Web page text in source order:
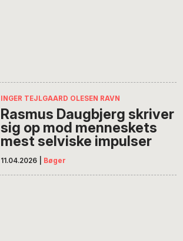
INGER TEJLGAARD OLESEN RAVN
Rasmus Daugbjerg skriver
sig op mod menneskets
mest selviske impulser
11.04.2026 Bøger